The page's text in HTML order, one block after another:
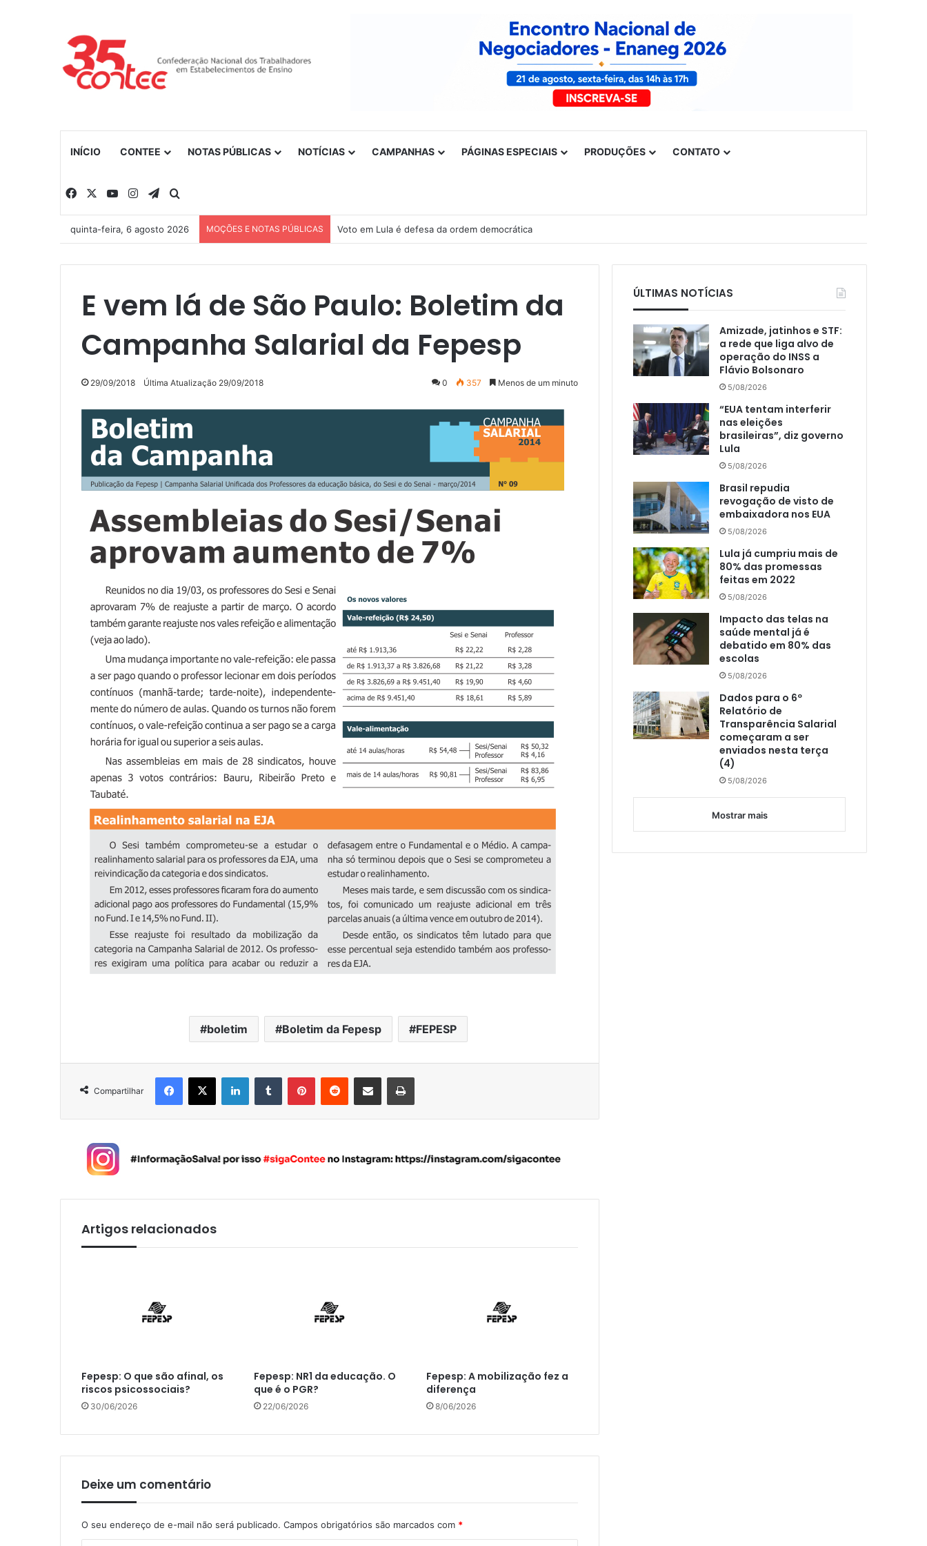
INÍCIO CONTEE NOTAS PÚBLICAS NOTÍCIAS CAMPANHAS PÁGINAS ESPECIAIS PRODUÇÕES CONTATO
Facebook YouTubeInstagramTelegram
quinta-feira, 6 agosto 2026 MOÇÕES E NOTAS PÚBLICAS Voto em Lula é defesa da ordem democrática
E vem lá de São Paulo: Boletim da
Campanha Salarial da Fepesp
29/09/2018 Última Atualização 29/09/2018 0 357 Menos de um minuto
boletim Boletim da Fepesp FEPESP
Compartilhar
Artigos relacionados
Fepesp: O que são afinal, os
riscos psicossociais?
30/06/2026
Fepesp: NR1 da educação. O
que é o PGR?
22/06/2026
Fepesp: A mobilização fez a
diferença
8/06/2026
Deixe um comentário
O seu endereço de e-mail não será publicado. Campos obrigatórios são marcados com *
ÚLTIMAS NOTÍCIAS
Amizade, jatinhos e STF:
a rede que liga alvo de
operação do INSS a
Flávio Bolsonaro
5/08/2026
“EUA tentam interferir
nas eleições
brasileiras”, diz governo
Lula
5/08/2026
Brasil repudia
revogação de visto de
embaixadora nos EUA
5/08/2026
Lula já cumpriu mais de
80% das promessas
feitas em 2022
5/08/2026
Impacto das telas na
saúde mental já é
debatido em 80% das
escolas
5/08/2026
Dados para o 6º
Relatório de
Transparência Salarial
começaram a ser
enviados nesta terça
(4)
5/08/2026
Mostrar mais